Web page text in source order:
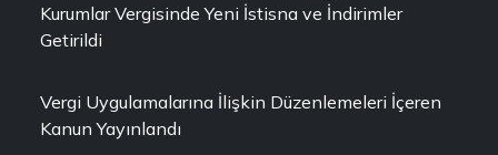
Kurumlar Vergisinde Yeni İstisna ve İndirimler
Getirildi
Vergi Uygulamalarına İlişkin Düzenlemeleri İçeren
Kanun Yayınlandı